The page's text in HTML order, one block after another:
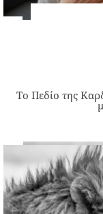
Το Πεδίο της